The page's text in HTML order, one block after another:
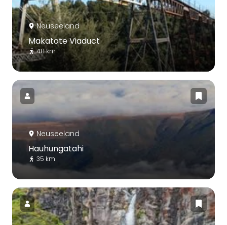
Neuseeland
Makatote Viaduct
41.1 km
Neuseeland
Hauhungatahi
35 km